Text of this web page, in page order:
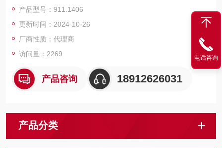
择不同的附件可测量螺纹槽宽和中心距。
产品型号：911.1406
更新时间：2024-10-26
厂商性质：代理商
访问量：2269
产品咨询 18912626031
产品分类
电话咨询